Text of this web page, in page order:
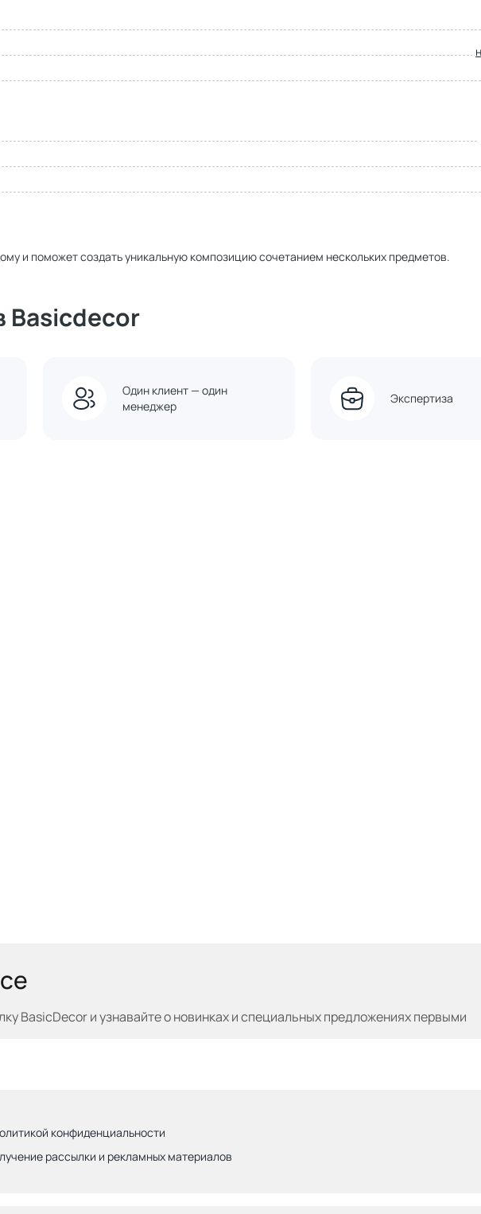
и поможет создать уникальную композицию сочетанием нескольких предметов.
Basicdecor
Один клиент — один
менеджер
Экспертиза
BasicDecor и узнавайтео новинках и специальных предложениях первыми
конфиденциальности
рассылки и рекламных материалов